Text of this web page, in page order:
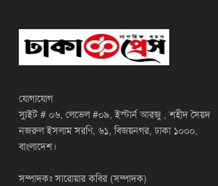
যোগাযোগ
স্যুইট # ০৬, লেভেল #০৯, ইস্টার্ন আরজু , শহীদ সৈয়দ
নজরুল ইসলাম সরণি, ৬১, বিজয়নগর, ঢাকা ১০০০,
বাংলাদেশ।
সম্পাদকঃ সারোয়ার কবির (সম্পাদক)